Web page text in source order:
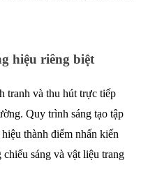
hiệu riêng biệt
tranh và thu hút trực tiếp
Quy trình sáng tạo tập
thành điểm nhấn kiến
sáng và vật liệu trang